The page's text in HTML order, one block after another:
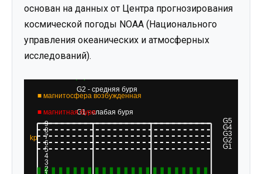
основан на данных от Центра прогнозирования
космической погоды NOAA (Национального
управления океанических и атмосферных
исследований).